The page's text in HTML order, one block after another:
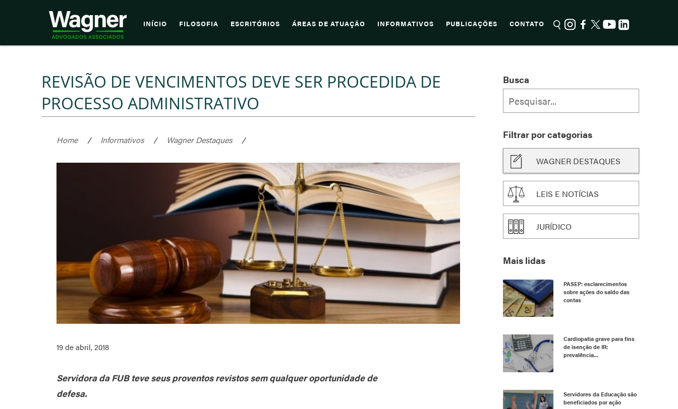
INÍCIO FILOSOFIA ESCRITÓRIOS ÁREAS DE ATUAÇÃO INFORMATIVOS PUBLICAÇÕES CONTATO
REVISÃO DE VENCIMENTOS DEVE SER PROCEDIDA DE
PROCESSO ADMINISTRATIVO
Home / Informativos / Wagner Destaques /
19 de abril, 2018
Servidora da FUB teve seus proventos revistos sem qualquer oportunidade de
defesa.
Busca
Filtrar por categorias
WAGNER DESTAQUES
LEIS E NOTÍCIAS
JURÍDICO
Mais lidas
PASEP: esclarecimentos
sobre ações do saldo das
contas
Cardiopatia grave para fins
de isenção de IR:
prevalência...
Servidores da Educação são
beneficiados por ação